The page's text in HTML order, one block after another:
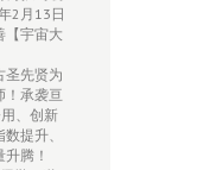
2月13日
【宇宙大
圣先贤为
！承袭亘
、创新
提升、
腾！